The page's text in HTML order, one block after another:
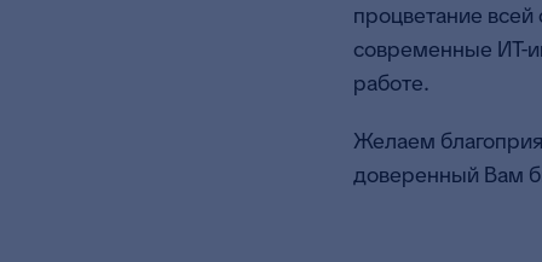
процветание
современные ИТ-
работе.
Желаем
доверенный Вам